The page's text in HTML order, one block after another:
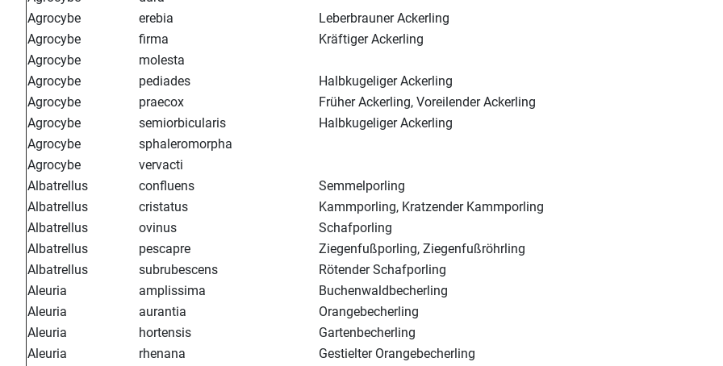
Agrocybe
erebia
Leberbrauner Ackerling
Agrocybe
firma
Kräftiger Ackerling
Agrocybe
molesta
Agrocybe
pediades
Halbkugeliger Ackerling
Agrocybe
praecox
Früher Ackerling, Voreilender Ackerling
Agrocybe
semiorbicularis
Halbkugeliger Ackerling
Agrocybe
sphaleromorpha
Agrocybe
vervacti
Albatrellus
confluens
Semmelporling
Albatrellus
cristatus
Kammporling, Kratzender Kammporling
Albatrellus
ovinus
Schafporling
Albatrellus
pescapre
Ziegenfußporling, Ziegenfußröhrling
Albatrellus
subrubescens
Rötender Schafporling
Aleuria
amplissima
Buchenwaldbecherling
Aleuria
aurantia
Orangebecherling
Aleuria
hortensis
Gartenbecherling
Aleuria
rhenana
Gestielter Orangebecherling